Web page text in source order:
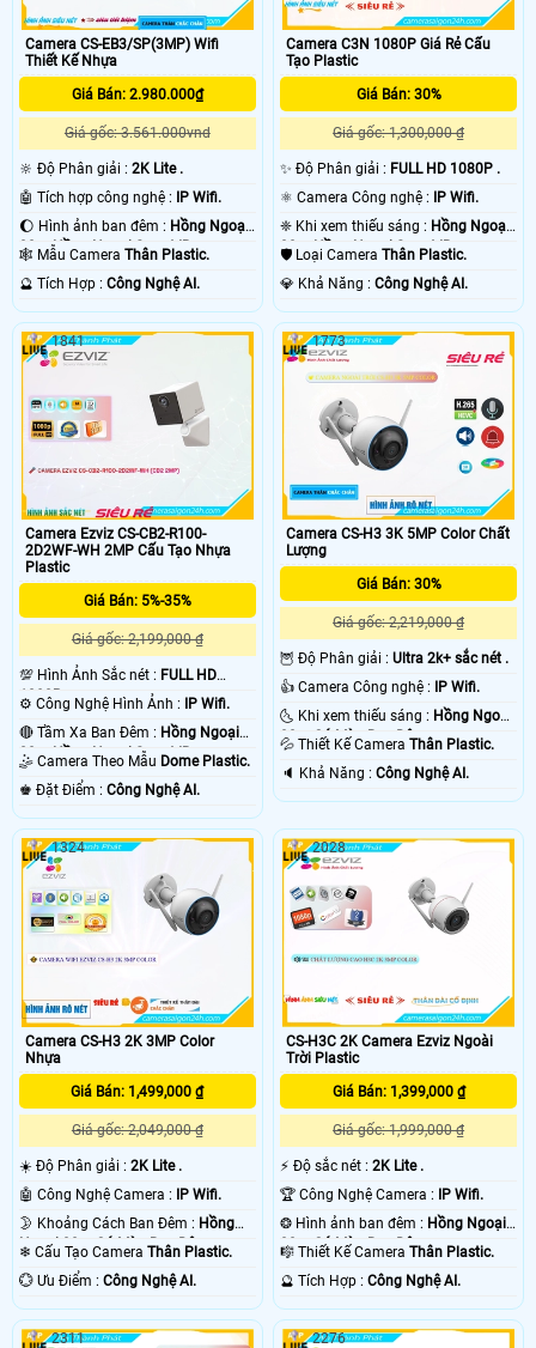
Camera CS-EB3/SP(3MP) Wifi
Thiết Kế Nhựa
Giá Bán: 2.980.000₫
Giá gốc: 3.561.000vnd
🔆 Độ Phân giải : 2K Lite .
🤖️ Tích hợp công nghệ :
IP Wifi.
🌔 Hình ảnh ban đêm : Hồng Ngoại
30m Hồng Ngoại Smart IR.
🕸️ Mẫu Camera Thân Plastic.
️🔮 Tích Hợp : Công Nghệ AI.
Camera C3N 1080P Giá Rẻ Cấu
Tạo Plastic
Giá Bán: 30%
Giá gốc: 1,300,000 ₫
✨ Độ Phân giải : FULL HD 1080P .
⚛️ Camera Công nghệ :
IP Wifi.
❈ Khi xem thiếu sáng : Hồng Ngoại
30m Hồng Ngoại Smart IR.
🛡 Loại CameraThân Plastic.
️💎 Khả Năng :Công Nghệ AI.
Camera Ezviz CS-CB2-R100-
2D2WF-WH 2MP Cấu Tạo Nhựa
Plastic
Giá Bán: 5%-35%
Giá gốc: 2,199,000 ₫
💯 Hình Ảnh Sắc nét : FULL HD
1080P .
⚙ Công Nghệ Hình Ảnh :
IP Wifi.
🔴 Tầm Xa Ban Đêm : Hồng Ngoại
20m Hồng Ngoại Smart IR.
🤹 Camera Theo Mẫu Dome Plastic.
️♚ Đặt Điểm : Công Nghệ AI.
1841
Camera CS-H3 3K 5MP Color Chất
Lượng
Giá Bán: 30%
Giá gốc: 2,219,000 ₫
🦉 Độ Phân giải :Ultra 2k+ sắc nét .
👍 Camera Công nghệ :
IP Wifi.
🌜 Khi xem thiếu sáng : Hồng Ngoại
30m Có Màu Ban Ðêm.
💦 Thiết Kế CameraThân Plastic.
️🔈 Khả Năng :Công Nghệ AI.
1773
Camera CS-H3 2K 3MP Color
Nhựa
Giá Bán: 1,499,000 ₫
Giá gốc: 2,049,000 ₫
☀️ Độ Phân giải : 2K Lite .
🤖️ Công Nghệ Camera : IP Wifi.
🌛 Khoảng Cách Ban Đêm : Hồng
Ngoại 30m Có Màu Ban Ðêm.
❄ Cấu Tạo Camera Thân Plastic.
️💮 Ưu Điểm : Công Nghệ AI.
1324
CS-H3C 2K Camera Ezviz Ngoài
Trời Plastic
Giá Bán: 1,399,000 ₫
Giá gốc: 1,999,000 ₫
️⚡ Độ sắc nét :2K Lite .
🏆 Công Nghệ Camera : IP Wifi.
❂ Hình ảnh ban đêm : Hồng Ngoại
30m Có Màu Ban Ðêm.
🎼️ Thiết Kế CameraThân Plastic.
️🔮 Tích Hợp :Công Nghệ AI.
2028
2311 2276